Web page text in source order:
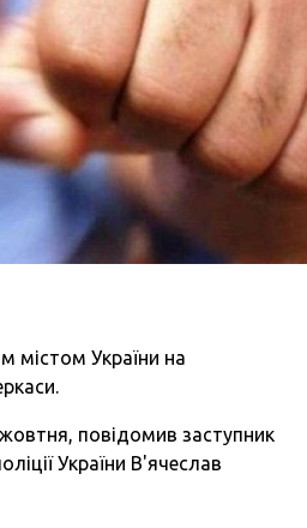
містом України на
повідомив заступник
України В'ячеслав